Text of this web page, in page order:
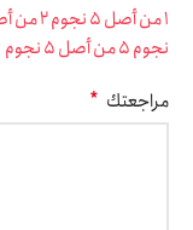
1 من أصل 5 نجوم
2 من أصل 5 نجوم
نجوم5 من أصل 5 نجوم
مراجعتك *